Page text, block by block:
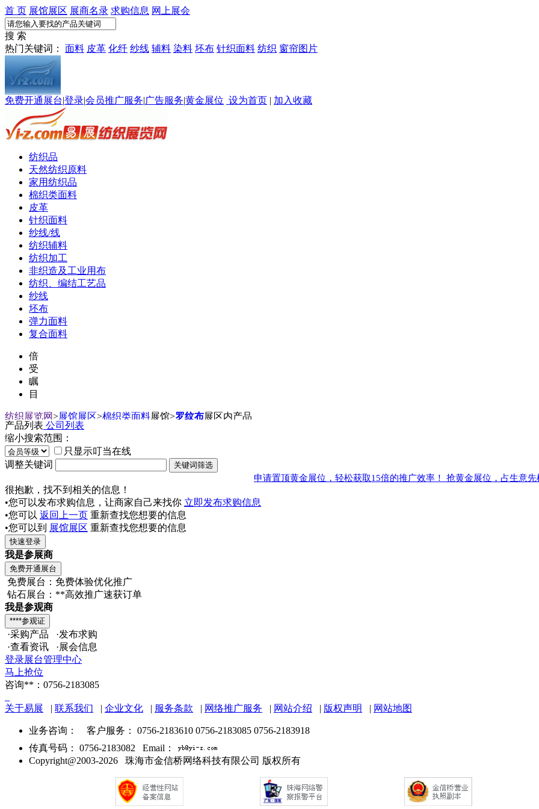
首 页 展馆展区 展商名录 求购信息 网上展会
搜 索
热门关键词： 面料 皮革 化纤 纱线 辅料 染料 坯布 针织面料 纺织 窗帘图片
免费开通展台|登录|会员推广服务|广告服务|黄金展位 设为首页 | 加入收藏
纺织品
天然纺织原料
家用纺织品
棉织类面料
皮革
针织面料
纱线/线
纺织辅料
纺织加工
非织造及工业用布
纺织、编结工艺品
纱线
坯布
弹力面料
复合面料
倍
受
瞩
目
纺织展览网>展馆展区>棉织类面料展馆>罗纹布展区内产品
产品列表 公司列表
缩小搜索范围：
只显示叮当在线
调整关键词
申请置顶黄金展位，轻松获取15倍的推广效率！ 抢黄金展位，占生意先
很抱歉，找不到相关的信息！
•您可以发布求购信息，让商家自己来找你 立即发布求购信息
•您可以 返回上一页 重新查找您想要的信息
•您可以到 展馆展区 重新查找您想要的信息
我是参展商
免费展台：免费体验优化推广
钻石展台：**高效推广速获订单
我是参观商
·采购产品 ·发布求购
·查看资讯 ·展会信息
登录展台管理中心
马上抢位
咨询**：0756-2183085
关于易展 | 联系我们 | 企业文化 | 服务条款 | 网络推广服务 | 网站介绍 | 版权声明 | 网站地图
业务咨询：
客户服务： 0756-2183610 0756-2183085 0756-2183918
传真号码： 0756-2183082 Email：
Copyright@2003-2026 珠海市金信桥网络科技有限公司 版权所有